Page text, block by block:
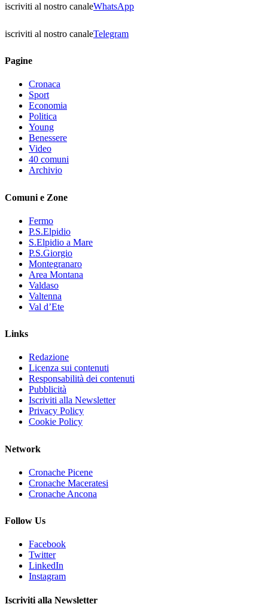
iscriviti al nostro canaleWhatsApp
iscriviti al nostro canaleTelegram
Pagine
Cronaca
Sport
Economia
Politica
Young
Benessere
Video
40 comuni
Archivio
Comuni e Zone
Fermo
P.S.Elpidio
S.Elpidio a Mare
P.S.Giorgio
Montegranaro
Area Montana
Valdaso
Valtenna
Val d’Ete
Links
Redazione
Licenza sui contenuti
Responsabilità dei contenuti
Pubblicità
Iscriviti alla Newsletter
Privacy Policy
Cookie Policy
Network
Cronache Picene
Cronache Maceratesi
Cronache Ancona
Follow Us
Facebook
Twitter
LinkedIn
Instagram
Iscriviti alla Newsletter